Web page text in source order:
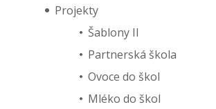
Projekty
Šablony II
Partnerská škola
Ovoce do škol
Mléko do škol